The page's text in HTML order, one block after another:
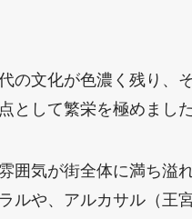
の文化が色濃く残り、
として繁栄を極めました
囲気が街全体に満ち溢
ルや、アルカサル（王